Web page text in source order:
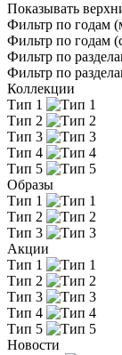
Показывать
Фильтр по годам
Фильтр по годам
Фильтр по
Фильтр по
Коллекции
Тип 1
Тип 2
Тип 3
Тип 4
Тип 5
Образы
Тип 1
Тип 2
Тип 3
Акции
Тип 1
Тип 2
Тип 3
Тип 4
Тип 5
Новости